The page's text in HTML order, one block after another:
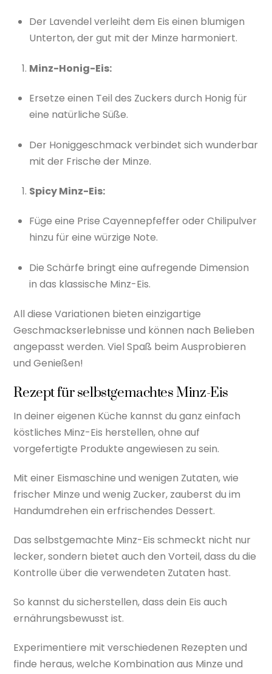
Der Lavendel verleiht dem Eis einen blumigen
Unterton, der gut mit der Minze harmoniert.
Minz-Honig-Eis:
Ersetze einen Teil des Zuckers durch Honig für
eine natürliche Süße.
Der Honiggeschmack verbindet sich wunderbar
mit der Frische der Minze.
Spicy Minz-Eis:
Füge eine Prise Cayennepfeffer oder Chilipulver
hinzu für eine würzige Note.
Die Schärfe bringt eine aufregende Dimension
in das klassische Minz-Eis.
All diese Variationen bieten einzigartige
Geschmackserlebnisse und können nach Belieben
angepasst werden. Viel Spaß beim Ausprobieren
und Genießen!
Rezept für selbstgemachtes Minz-Eis
In deiner eigenen Küche kannst du ganz einfach
köstliches Minz-Eis herstellen, ohne auf
vorgefertigte Produkte angewiesen zu sein.
Mit einer Eismaschine und wenigen Zutaten, wie
frischer Minze und wenig Zucker, zauberst du im
Handumdrehen ein erfrischendes Dessert.
Das selbstgemachte Minz-Eis schmeckt nicht nur
lecker, sondern bietet auch den Vorteil, dass du die
Kontrolle über die verwendeten Zutaten hast.
So kannst du sicherstellen, dass dein Eis auch
ernährungsbewusst ist.
Experimentiere mit verschiedenen Rezepten und
finde heraus, welche Kombination aus Minze und